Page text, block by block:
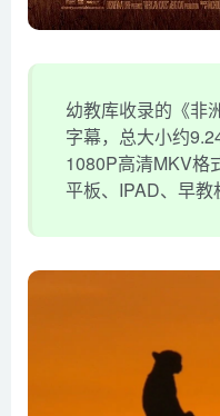
幼教库收录的《非
字幕，总大小约
1080P高清MKV格
平板、IPAD、早教